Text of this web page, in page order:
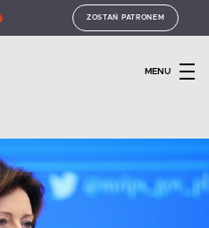
ZOSTAŃ PATRONEM
MENU